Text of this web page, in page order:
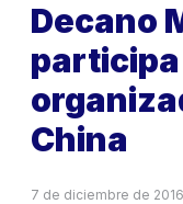
Decano
China
7 de diciembre de 2016